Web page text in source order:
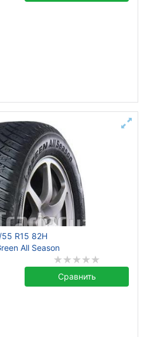
R15 82H
All Season
Сравнить